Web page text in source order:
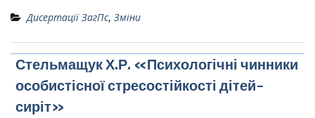
Дисертації ЗагПс, Зміни
Стельмащук Х.Р. «Психологічні чинники
особистісної стресостійкості дітей-
сиріт»